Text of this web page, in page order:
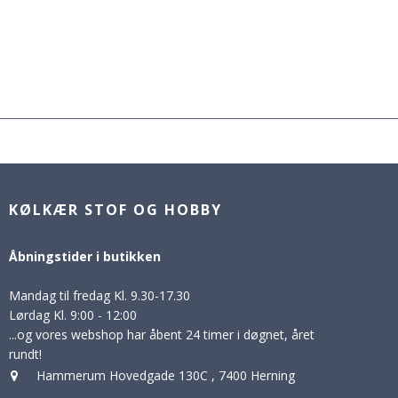
KØLKÆR STOF OG HOBBY
Åbningstider i butikken
Mandag til fredag Kl. 9.30-17.30
Lørdag Kl. 9:00 - 12:00
...og vores webshop har åbent 24 timer i døgnet, året
rundt!
Hammerum Hovedgade 130C , 7400 Herning